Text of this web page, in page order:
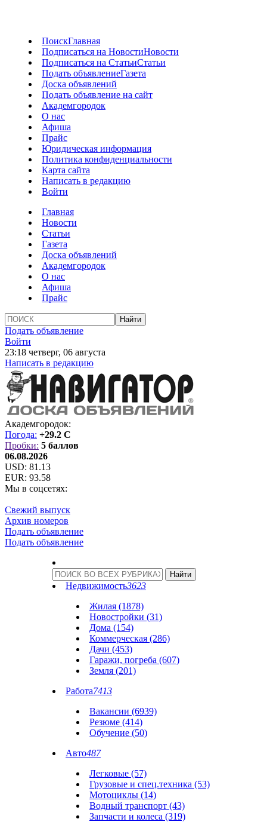
ПоискГлавная
Подписаться на НовостиНовости
Подписаться на СтатьиСтатьи
Подать объявлениеГазета
Доска объявлений
Подать объявление на сайт
Академгородок
О нас
Афиша
Прайс
Юридическая информация
Политика конфиденциальности
Карта сайта
Написать в редакцию
Войти
Главная
Новости
Статьи
Газета
Доска объявлений
Академгородок
О нас
Афиша
Прайс
Подать объявление
Войти
23:18 четверг, 06 августа
Написать в редакцию
Академгородок:
Погода: +29.2 C
Пробки: 5 баллов
06.08.2026
USD: 81.13
EUR: 93.58
Мы в соцсетях:
Свежий выпуск
Архив номеров
Подать объявление
Подать объявление
Недвижимость3623
Жилая (1878)
Новостройки (31)
Дома (154)
Коммерческая (286)
Дачи (453)
Гаражи, погреба (607)
Земля (201)
Работа7413
Вакансии (6939)
Резюме (414)
Обучение (50)
Авто487
Легковые (57)
Грузовые и спец.техника (53)
Мотоциклы (14)
Водный транспорт (43)
Запчасти и колеса (319)